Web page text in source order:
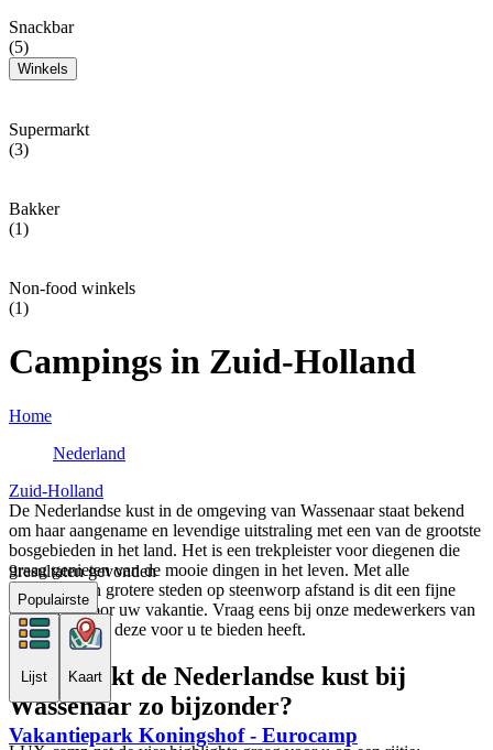
Snackbar
(5)
Winkels
Supermarkt
(3)
Bakker
(1)
Non-food winkels
(1)
Campings in Zuid-Holland
Home
Nederland
Zuid-Holland
De Nederlandse kust in de omgeving van Wassenaar staat bekend
om haar aangename en levendige uitstraling met een van de grootste
bosgebieden in het land. Het is een trekpleister voor diegenen die
graag genieten van de mooie dingen in het leven. Met alle
faciliteiten en grotere steden op steenworp afstand is dit een fijne
omgeving voor uw vakantie. Vraag eens bij onze medewerkers van
Lux-camp wat deze voor u te bieden heeft.
Wat maakt de Nederlandse kust bij
Wassenaar zo bijzonder?
9resultaten gevonden
Populairste
Lijst Kaart
Vakantiepark Koningshof - Eurocamp